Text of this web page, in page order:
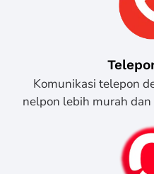
Komunikasi telepon
nelpon lebih murah